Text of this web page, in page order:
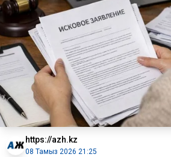
https://azh.kz
08 Тамыз 2026 21:25